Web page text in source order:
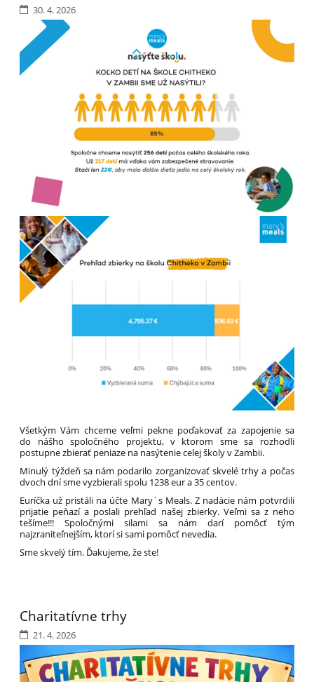
30. 4. 2026
Všetkým Vám chceme veľmi pekne poďakovať za zapojenie sa
do nášho spoločného projektu, v ktorom sme sa rozhodli
postupne zbierať peniaze na nasýtenie celej školy v Zambii.
Minulý týždeň sa nám podarilo zorganizovať skvelé trhy a počas
dvoch dní sme vyzbierali spolu 1238 eur a 35 centov.
Euríčka už pristáli na účte Mary´s Meals. Z nadácie nám potvrdili
prijatie peňazí a poslali prehľad našej zbierky. Veľmi sa z neho
tešíme!!! Spoločnými silami sa nám darí pomôcť tým
najzraniteľnejším, ktorí si sami pomôcť nevedia.
Sme skvelý tím. Ďakujeme, že ste!
Charitatívne trhy
21. 4. 2026